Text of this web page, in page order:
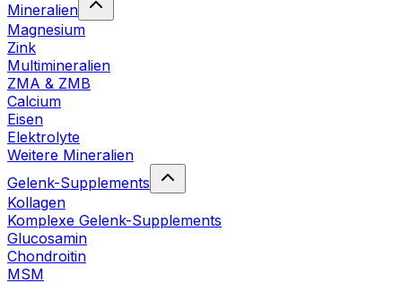
Mineralien
Magnesium
Zink
Multimineralien
ZMA & ZMB
Calcium
Eisen
Elektrolyte
Weitere Mineralien
Gelenk-Supplements
Kollagen
Komplexe Gelenk-Supplements
Glucosamin
Chondroitin
MSM